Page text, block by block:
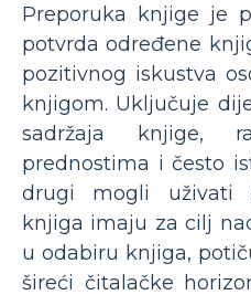
Preporuka knjige je
potvrda određene
pozitivnog iskustva
knjigom. Uključuje
sadržaja knjige,
prednostima i često
drugi mogli uživati
knjiga imaju za cilj
u odabiru knjiga,
šireći čitalačke